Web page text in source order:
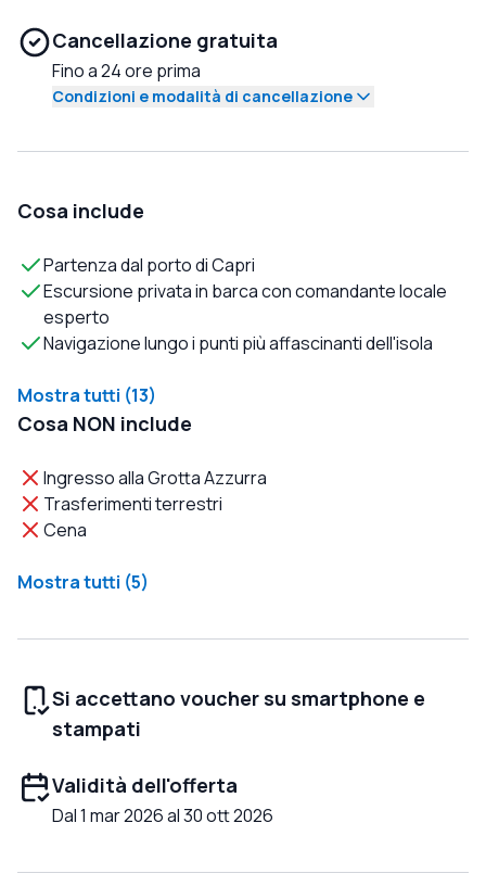
Cancellazione gratuita
Fino a 24 ore prima
Condizioni e modalità di cancellazione
Cosa include
Partenza dal porto di Capri
Escursione privata in barca con comandante locale
esperto
Navigazione lungo i punti più affascinanti dell'isola
Mostra tutti (13)
Cosa NON include
Ingresso alla Grotta Azzurra
Trasferimenti terrestri
Cena
Mostra tutti (5)
Si accettano voucher su smartphone e
stampati
Validità dell'offerta
Dal 1 mar 2026 al 30 ott 2026